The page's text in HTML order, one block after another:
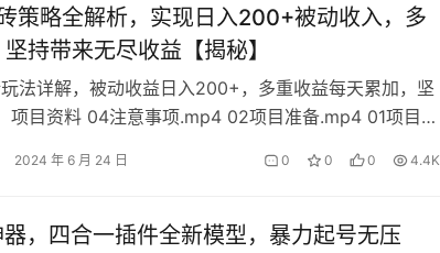
策略全解析，实现日入200+被动收入，多
持带来无尽收益【揭秘】
法详解，被动收益日入200+，多重收益每天累加，坚
项目资料 04注意事项.mp4 02项目准备.mp4 01项目介
2024 年 6 月 24 日 0 0 0 4.4K
，四合一插件全新模型，暴力起号无压